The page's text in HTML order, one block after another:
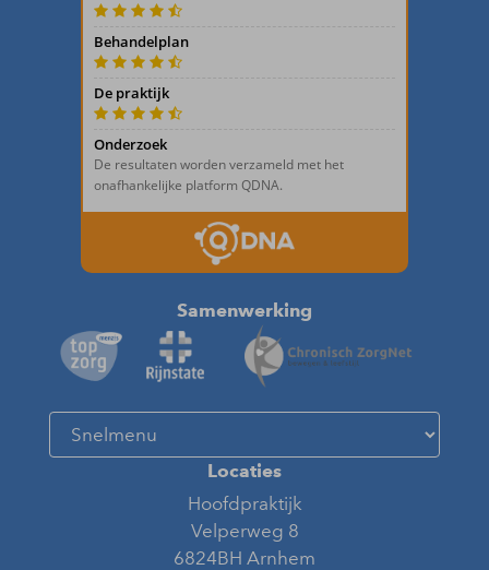
Samenwerking
Locaties
Hoofdpraktijk
Velperweg 8
6824BH Arnhem